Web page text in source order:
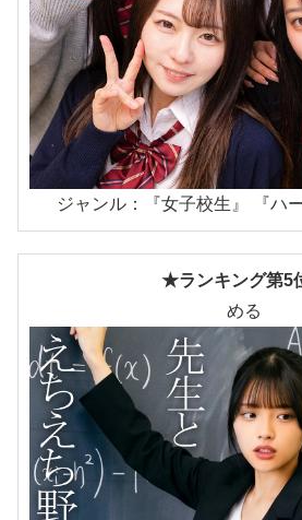
ジャンル：『女子校生』 『ハ
★ランキング第5
める